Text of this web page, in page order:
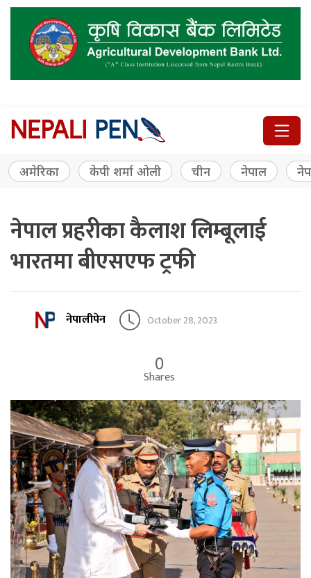
अमेरिका केपी शर्मा ओली चीन नेपाल
नेपाल प्रहरीका कैलाश लिम्बूलाई
भारतमा बीएसएफ ट्रफी
नेपालीपेन October 28, 2023
0
Shares